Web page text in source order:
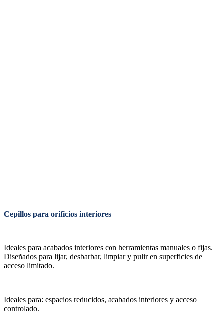
Cepillos para orificios interiores
Ideales para acabados interiores con herramientas manuales o fijas.
Diseñados para lijar, desbarbar, limpiar y pulir en superficies de
acceso limitado.
Ideales para: espacios reducidos, acabados interiores y acceso
controlado.